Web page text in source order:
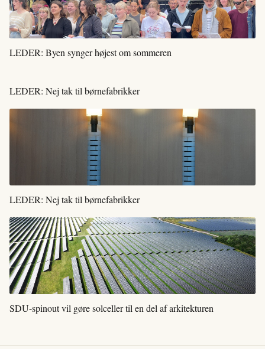
LEDER: Byen synger højest om sommeren
LEDER: Nej tak til børnefabrikker
LEDER: Nej tak til børnefabrikker
SDU-spinout vil gøre solceller til en del af arkitekturen